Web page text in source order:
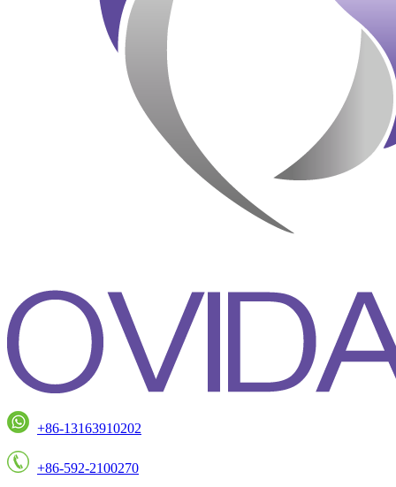
+86-13163910202
+86-592-2100270